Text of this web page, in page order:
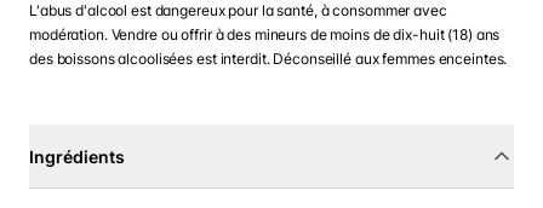
L'abus d'alcool est dangereux pour la santé, à consommer avec
modération. Vendre ou offrir à des mineurs de moins de dix-huit (18) ans
des boissons alcoolisées est interdit. Déconseillé aux femmes enceintes.
Ingrédients